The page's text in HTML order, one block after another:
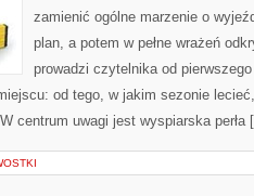
zamienić ogólne marzenie o
plan, a potem w pełne wrażeń
prowadzi czytelnika od
od tego, w jakim sezonie
centrum uwagi jest wyspiarska perła